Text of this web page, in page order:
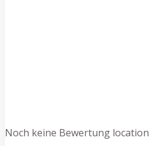
Noch keine Bewertung location